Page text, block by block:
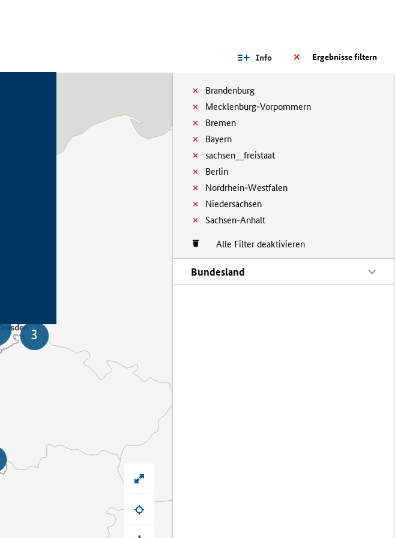
Ergebnisse filtern
Info
Brandenburg
Mecklenburg-Vorpommern
Bremen
Bayern
sachsen__freistaat
Berlin
Nordrhein-Westfalen
Niedersachsen
Sachsen-Anhalt
Alle Filter deaktivieren
Bundesland